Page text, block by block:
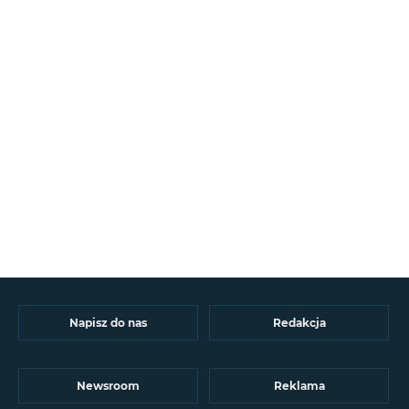
Napisz do nas Redakcja
Newsroom Reklama